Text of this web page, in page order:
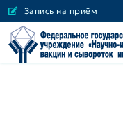
Запись на приём